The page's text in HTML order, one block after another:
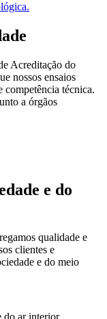
Acreditação do
nossos ensaios
competência técnica.
a órgãos
e do
qualidade e
clientes e
e do meio